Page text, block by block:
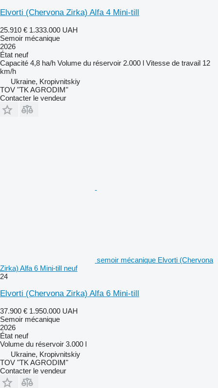
Elvorti (Chervona Zirka) Alfa 4 Mini-till
25.910 € 1.333.000 UAH
Semoir mécanique
2026
État neuf
Capacité 4,8 ha/h Volume du réservoir 2.000 l Vitesse de travail 12
km/h
Ukraine, Kropivnitskiy
TOV "TK AGRODIM"
Contacter le vendeur
semoir mécanique Elvorti (Chervona
Zirka) Alfa 6 Mini-till neuf
24
Elvorti (Chervona Zirka) Alfa 6 Mini-till
37.900 € 1.950.000 UAH
Semoir mécanique
2026
État neuf
Volume du réservoir 3.000 l
Ukraine, Kropivnitskiy
TOV "TK AGRODIM"
Contacter le vendeur